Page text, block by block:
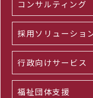
コンサルティング
採用ソリューショ
行政向けサービス
福祉団体支援